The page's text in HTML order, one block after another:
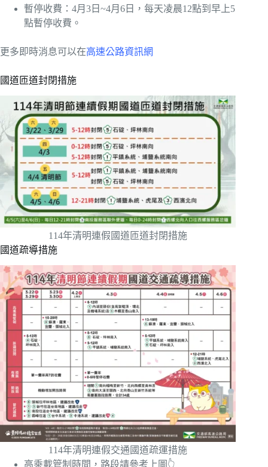
暫停收費：4月3日~4月6日，每天凌晨12點到早上5
點暫停收費。
更多即時消息可以在高速公路資訊網
國道匝道封閉措施
114年清明連假國道匝道封閉措施
國道疏導措施
114年清明連假交通國道疏運措施
高乘載管制時間，路段請參考上圖👆